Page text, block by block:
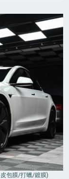
包膜/打蠟/鍍膜)